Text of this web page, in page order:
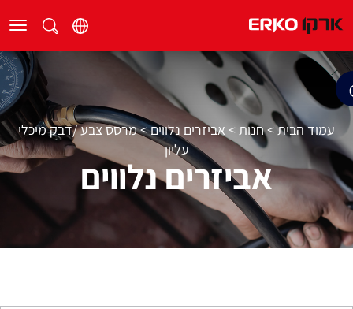
עמוד הבית>חנות > אביזרים נלווים>מרסס צבע /דבק מיכלי
עליון
אביזרים נלווים